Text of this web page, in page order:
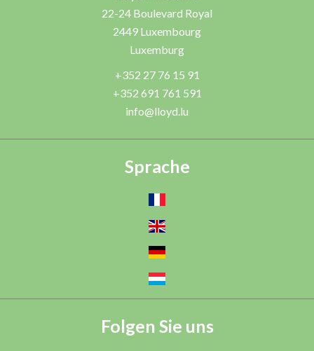
22-24 Boulevard Royal
2449 Luxembourg
Luxemburg
+352 27 76 15 91
+352 691 761 591
info@lloyd.lu
Sprache
Folgen Sie uns